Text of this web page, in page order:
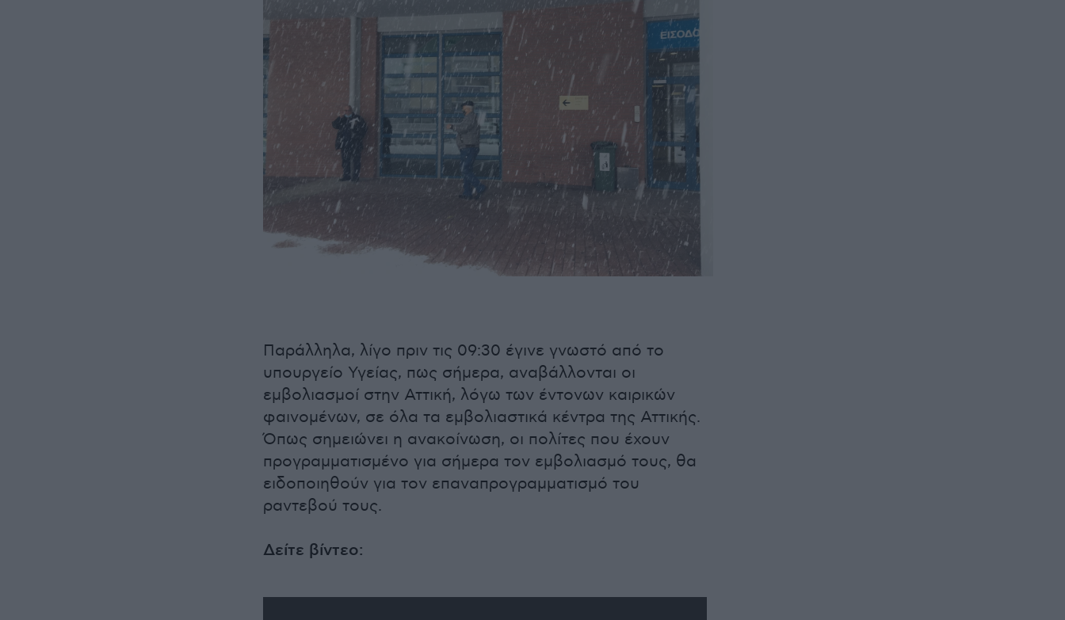
Παράλληλα, λίγο πριν τις 09:30 έγινε γνωστό από το
υπουργείο Υγείας, πως σήμερα, αναβάλλονται οι
εμβολιασμοί στην Αττική, λόγω των έντονων καιρικών
φαινομένων, σε όλα τα εμβολιαστικά κέντρα της Αττικής.
Όπως σημειώνει η ανακοίνωση, οι πολίτες που έχουν
προγραμματισμένο για σήμερα τον εμβολιασμό τους, θα
ειδοποιηθούν για τον επαναπρογραμματισμό του
ραντεβού τους.
Δείτε βίντεο: